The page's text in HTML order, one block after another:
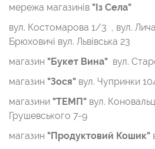
мережа магазинів "Із Села"
вул. Костомарова 1/3 , вул.
Брюховичі вул. Львівська 23
магазин "Букет Вина" вул.
магазин "Зося" вул. Чупринки
магазини "ТЕМП" вул.
Грушевського 7-9
магазин "Продуктовий Кошик"